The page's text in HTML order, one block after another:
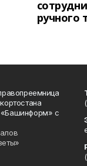
ручного
с